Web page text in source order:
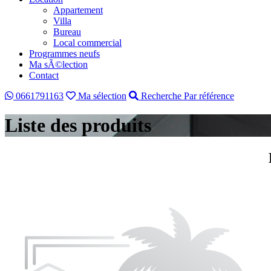
Appartement
Villa
Bureau
Local commercial
Programmes neufs
Ma sÃ©lection
Contact
0661791163
Ma sélection Recherche Par référence
Liste des produits